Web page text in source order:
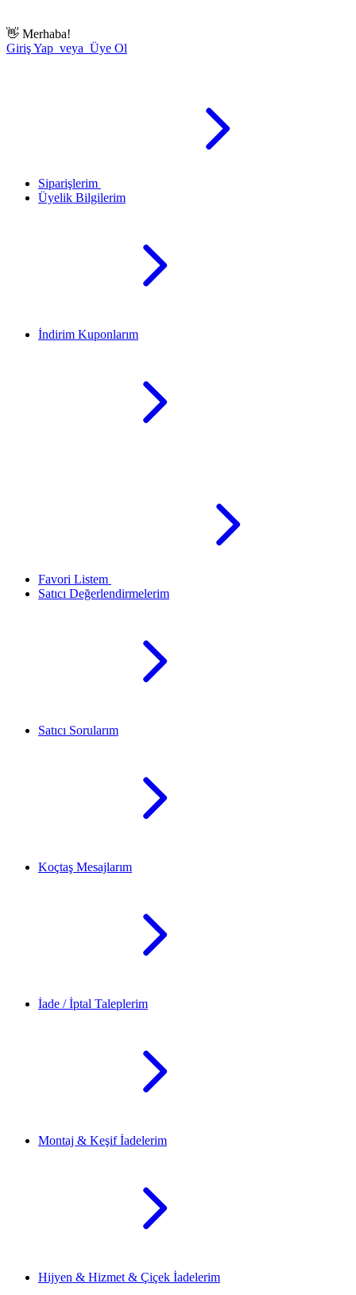
👋 Merhaba!
Giriş Yap veya Üye Ol
Siparişlerim
Üyelik Bilgilerim
İndirim Kuponlarım
Favori Listem
Satıcı Değerlendirmelerim
Satıcı Sorularım
Koçtaş Mesajlarım
İade / İptal Taleplerim
Montaj & Keşif İadelerim
Hijyen & Hizmet & Çiçek İadelerim